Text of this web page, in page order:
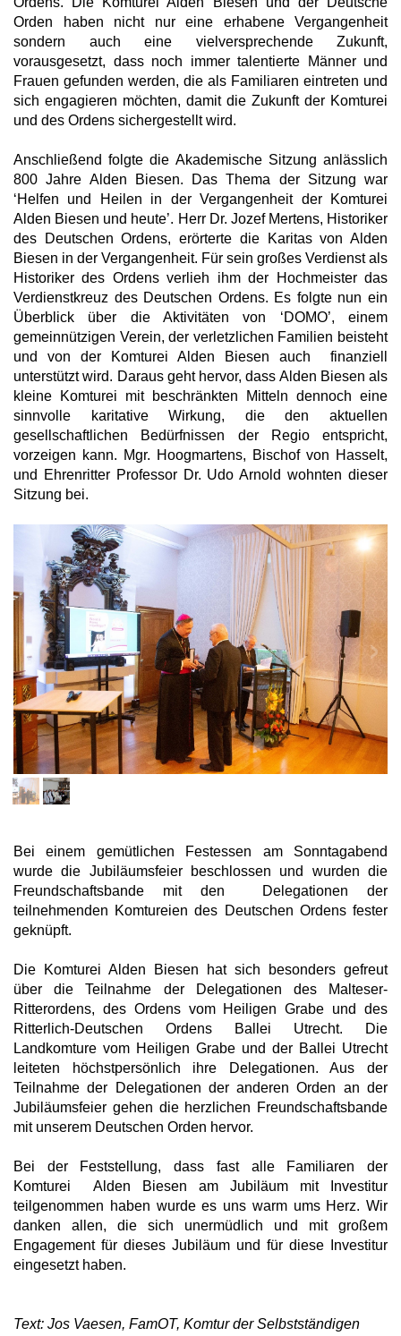
Orden haben nicht nur eine erhabene Vergangenheit
sondern auch eine vielversprechende Zukunft,
vorausgesetzt, dass noch immer talentierte Männer und
Frauen gefunden werden, die als Familiaren eintreten und
sich engagieren möchten, damit die Zukunft der Komturei
und des Ordens sichergestellt wird.
Anschließend folgte die Akademische Sitzung anlässlich
800 Jahre Alden Biesen. Das Thema der Sitzung war
‘Helfen und Heilen in der Vergangenheit der Komturei
Alden Biesen und heute’. Herr Dr. Jozef Mertens, Historiker
des Deutschen Ordens, erörterte die Karitas von Alden
Biesen in der Vergangenheit. Für sein großes Verdienst als
Historiker des Ordens verlieh ihm der Hochmeister das
Verdienstkreuz des Deutschen Ordens. Es folgte nun ein
Überblick über die Aktivitäten von ‘DOMO’, einem
gemeinnützigen Verein, der verletzlichen Familien beisteht
und von der Komturei Alden Biesen auch finanziell
unterstützt wird. Daraus geht hervor, dass Alden Biesen als
kleine Komturei mit beschränkten Mitteln dennoch eine
sinnvolle karitative Wirkung, die den aktuellen
gesellschaftlichen Bedürfnissen der Regio entspricht,
vorzeigen kann. Mgr. Hoogmartens, Bischof von Hasselt,
und Ehrenritter Professor Dr. Udo Arnold wohnten dieser
Sitzung bei.
Bei einem gemütlichen Festessen am Sonntagabend
wurde die Jubiläumsfeier beschlossen und wurden die
Freundschaftsbande mit den Delegationen der
teilnehmenden Komtureien des Deutschen Ordens fester
geknüpft.
Die Komturei Alden Biesen hat sich besonders gefreut
über die Teilnahme der Delegationen des Malteser-
Ritterordens, des Ordens vom Heiligen Grabe und des
Ritterlich-Deutschen Ordens Ballei Utrecht. Die
Landkomture vom Heiligen Grabe und der Ballei Utrecht
leiteten höchstpersönlich ihre Delegationen. Aus der
Teilnahme der Delegationen der anderen Orden an der
Jubiläumsfeier gehen die herzlichen Freundschaftsbande
mit unserem Deutschen Orden hervor.
Bei der Feststellung, dass fast alle Familiaren der
Komturei Alden Biesen am Jubiläum mit Investitur
teilgenommen haben wurde es uns warm ums Herz. Wir
danken allen, die sich unermüdlich und mit großem
Engagement für dieses Jubiläum und für diese Investitur
eingesetzt haben.
Text: Jos Vaesen, FamOT, Komtur der Selbstständigen